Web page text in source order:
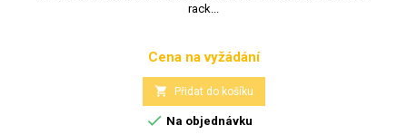
rack...
Cena
Cena na vyžádání
 Přidat do košíku
 Na objednávku